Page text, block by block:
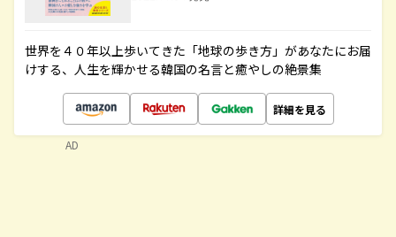
世界を４０年以上歩いてきた「地球の歩き方」があなたにお届
けする、人生を輝かせる韓国の名言と癒やしの絶景集
詳細を見る
AD